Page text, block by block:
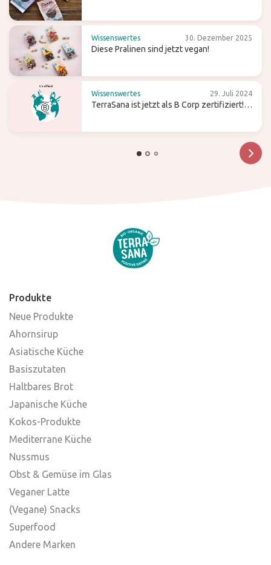
Wissenswertes 30. Dezember 2025
Diese Pralinen sind jetzt vegan!
Wissenswertes 29. Juli 2024
TerraSana ist jetzt als B Corp zertifiziert!
Produkte
Neue Produkte
Ahornsirup
Asiatische Küche
Basiszutaten
Haltbares Brot
Japanische Küche
Kokos-Produkte
Mediterrane Küche
Nussmus
Obst & Gemüse im Glas
Veganer Latte
(Vegane) Snacks
Superfood
Andere Marken